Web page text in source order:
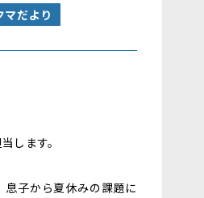
マだより
します。
子から夏休みの課題に